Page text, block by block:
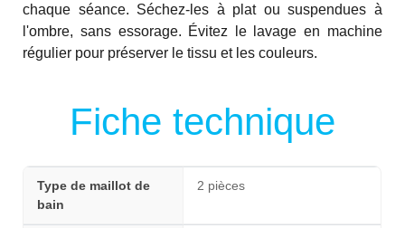
chaque séance. Séchez-les à plat ou suspendues à
l'ombre, sans essorage. Évitez le lavage en machine
régulier pour préserver le tissu et les couleurs.
Fiche technique
Type de maillot de
bain
2 pièces